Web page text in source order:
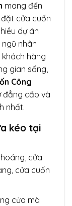
mang đến
cửa cuốn
dự án
nhân
khách hàng
gian sống,
Công
đẳng cấp và
nhất.
kéo tại
cửa
cửa cuốn
cửa mà